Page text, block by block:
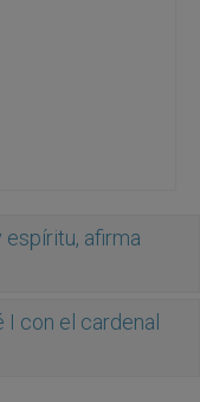
espíritu, afirma
con el cardenal